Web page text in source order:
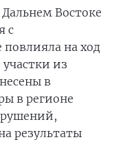
Востоке
с
на ход
из
в
в регионе
результаты